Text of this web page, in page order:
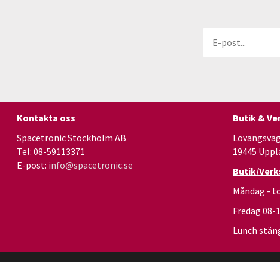
Kontakta oss
Spacetronic Stockholm AB
Tel: 08-59113371
E-post: info@spacetronic.se
Butik &
19445
Butik/
Måndag -
Fredag 08-
Lunch